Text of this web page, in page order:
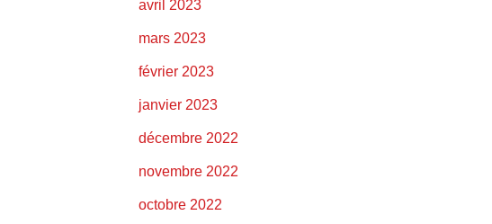
avril 2023
mars 2023
février 2023
janvier 2023
décembre 2022
novembre 2022
octobre 2022